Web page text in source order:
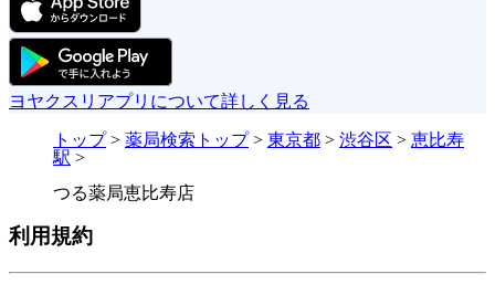
ヨヤクスリアプリについて詳しく見る
トップ> 薬局検索トップ> 東京都 > 渋谷区 > 恵比寿
駅 >
つる薬局恵比寿店
利用規約